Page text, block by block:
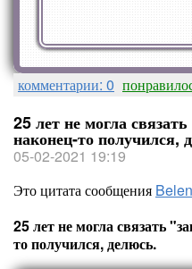
комментарии: 0
25 лет не могла
наконец-то получился,
05-02-2021 19:19
Это цитата сообщения
25 лет не могла связать
то получился, делюсь.